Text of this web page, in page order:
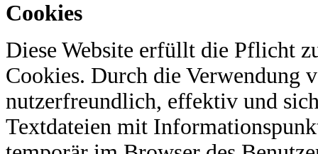
Cookies
Diese Website erfüllt die Pflicht
Cookies. Durch die Verwendung
nutzerfreundlich, effektiv und
Textdateien mit